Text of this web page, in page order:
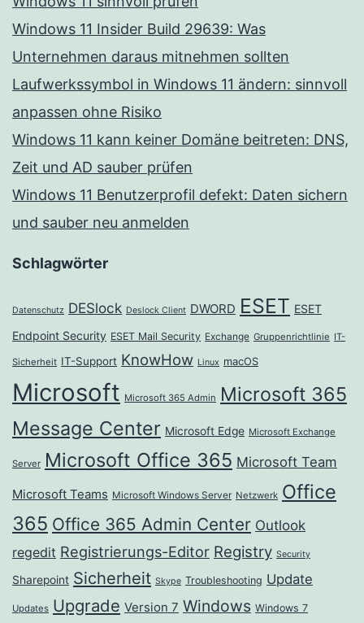
Windows 11 Insider Build 29639: Was
Unternehmen daraus mitnehmen sollten
Laufwerkssymbol in Windows 11 ändern: sinnvoll
anpassen ohne Risiko
Windows 11 kann keiner Domäne beitreten: DNS,
Zeit und AD sauber prüfen
Windows 11 Benutzerprofil defekt: Daten sichern
und sauber neu anmelden
Schlagwörter
Datenschutz DESlock Deslock Client DWORD ESET ESET
Endpoint Security ESET Mail Security Exchange Gruppenrichtlinie IT-
Sicherheit IT-Support KnowHow Linux macOS
Microsoft Microsoft 365 Admin Microsoft 365
Message Center Microsoft Edge Microsoft Exchange
Server Microsoft Office 365 Microsoft Team
Microsoft Teams Microsoft Windows Server Netzwerk Office
365 Office 365 Admin Center Outlook
regedit Registrierungs-Editor Registry Security
Sharepoint Sicherheit Skype Troubleshooting Update
Updates Upgrade Version 7 Windows Windows 7